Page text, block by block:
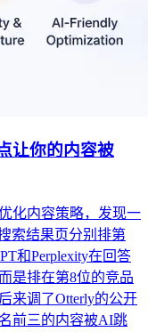
让你的内容被
化内容策略，发现一
索结果页分别排第
和Perplexity在回答
是排在第8位的竞品
来调了Otterly的公开
前三的内容被AI跳